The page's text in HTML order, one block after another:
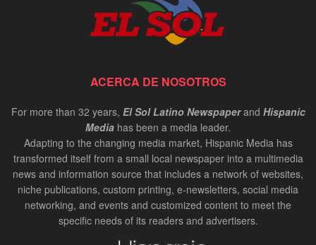
ACERCA DE NOSOTROS
For more than 32 years, El Sol Latino Newspaperand Hispanic
Media has been a media leader.
Adapting to the changing media market, Hispanic Media has
transformed itself from a small local newspaper into a multimedia
news and information source that includes a network of websites,
niche publications, custom printing, e-newsletters, social media
networking, and events and customized content to meet the
specific needs of its readers and advertisers.